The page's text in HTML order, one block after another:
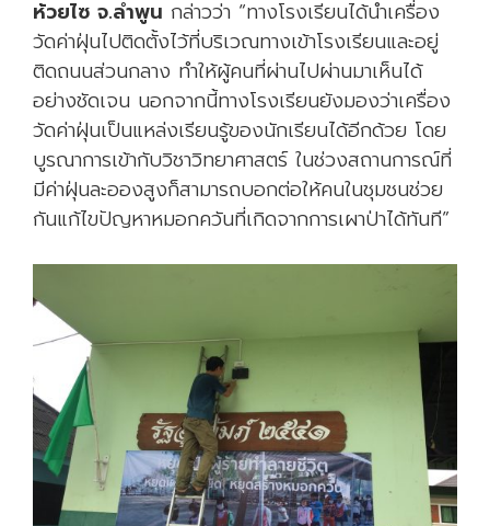
ห้วยไซ จ.ลำพูน กล่าวว่า “ทางโรงเรียนได้นำเครื่อง
วัดค่าฝุ่นไปติดตั้งไว้ที่บริเวณทางเข้าโรงเรียนและอยู่
ติดถนนส่วนกลาง ทำให้ผู้คนที่ผ่านไปผ่านมาเห็นได้
อย่างชัดเจน นอกจากนี้ทางโรงเรียนยังมองว่าเครื่อง
วัดค่าฝุ่นเป็นแหล่งเรียนรู้ของนักเรียนได้อีกด้วย โดย
บูรณาการเข้ากับวิชาวิทยาศาสตร์ ในช่วงสถานการณ์ที่
มีค่าฝุ่นละอองสูงก็สามารถบอกต่อให้คนในชุมชนช่วย
กันแก้ไขปัญหาหมอกควันที่เกิดจากการเผาป่าได้ทันที”